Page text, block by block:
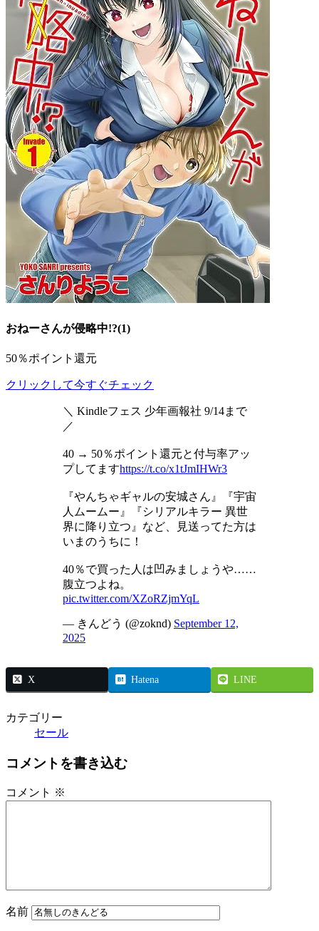
おねーさんが侵略中!?(1)
50％ポイント還元
クリックして今すぐチェック
＼ Kindleフェス 少年画報社 9/14まで
／
40 → 50％ポイント還元と付与率アッ
プしてますhttps://t.co/x1tJmIHWr3
『やんちゃギャルの安城さん』『宇宙
人ムームー』『シリアルキラー 異世
界に降り立つ』など、見送ってた方は
いまのうちに！
40％で買った人は凹みましょうや……
腹立つよね。
pic.twitter.com/XZoRZjmYqL
— きんどう (@zoknd) September 12,
2025
X Hatena LINE
カテゴリー
セール
コメントを書き込む
コメント ※
名前